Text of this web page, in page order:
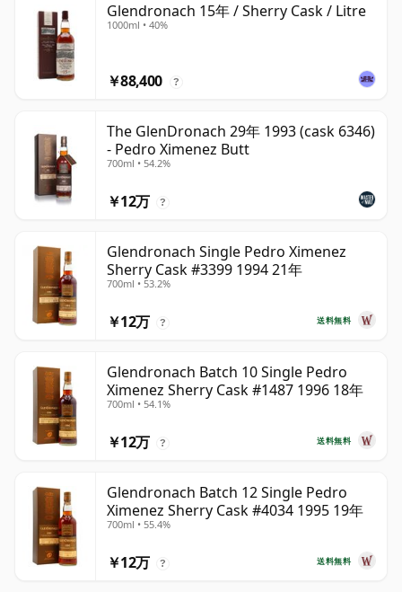
Glendronach 15年 / Sherry Cask / Litre
1000ml • 40%
￥88,400 ?
The GlenDronach 29年 1993 (cask 6346)
- Pedro Ximenez Butt
700ml • 54.2%
￥12万 ?
Glendronach Single Pedro Ximenez
Sherry Cask #3399 1994 21年
700ml • 53.2%
送料無料
￥12万 ?
Glendronach Batch 10 Single Pedro
Ximenez Sherry Cask #1487 1996 18年
700ml • 54.1%
送料無料
￥12万 ?
Glendronach Batch 12 Single Pedro
Ximenez Sherry Cask #4034 1995 19年
700ml • 55.4%
送料無料
￥12万 ?